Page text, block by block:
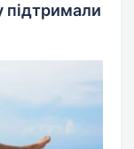
підтримали